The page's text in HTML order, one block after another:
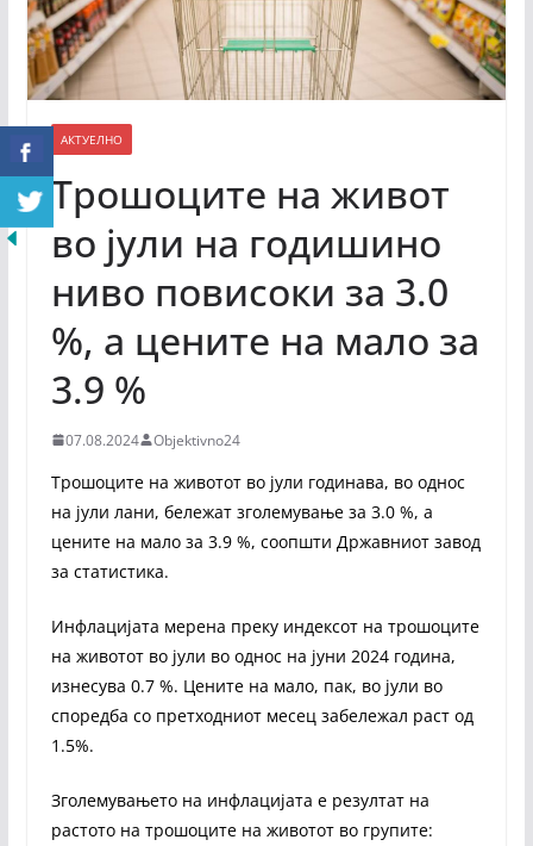
АКТУЕЛНО
Трошоците на живот
во јули на годишино
ниво повисоки за 3.0
%, а цените на мало за
3.9 %
07.08.2024 Objektivno24
Трошоците на животот во јули годинава, во однос
на јули лани, бележат зголемување за 3.0 %, а
цените на мало за 3.9 %, соопшти Државниот завод
за статистика.
Инфлацијата мерена преку индексот на трошоците
на животот во јули во однос на јуни 2024 година,
изнесува 0.7 %. Цените на мало, пак, во јули во
споредба со претходниот месец забележал раст од
1.5%.
Зголемувањето на инфлацијата е резултат на
растото на трошоците на животот во групите: